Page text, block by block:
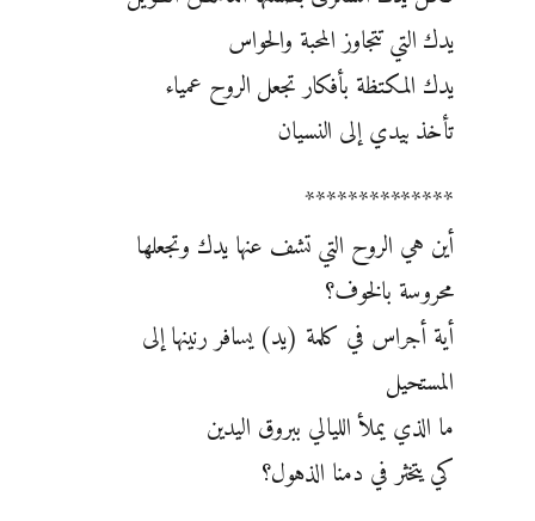
يدك التي تتجاوز المحبة والحواس
يدك المكتظة بأفكار تجعل الروح عمياء
تأخذ بيدي إلى النسيان
**************
أين هي الروح التي تشف عنها يدك وتجعلها
محروسة بالخوف؟
أية أجراس في كلمة (يد) يسافر رنينها إلى
المستحيل
ما الذي يملأ الليالي ببروق اليدين
كي يتخثر في دمنا الذهول؟